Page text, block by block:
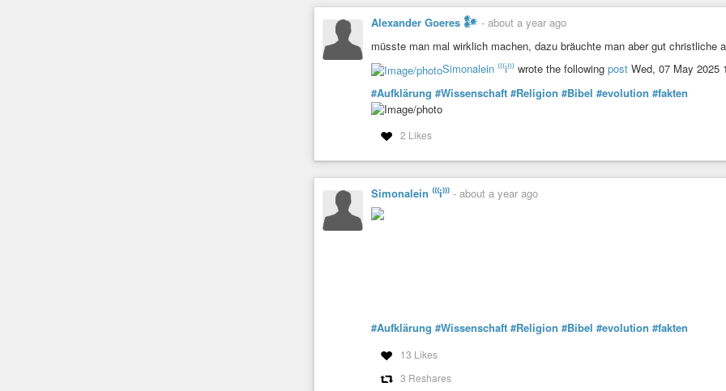
und gurren wie die Tauben; denn wir harren auf Recht, so ist’s nicht da,
Zuverlässigkeit gibt es nicht mehr. Wer sich vom Unrecht fernhält, dem
gesehen, und es missfällt ihm, dass es kein Recht mehr gibt.
#Erkenntnis #Umkehr #Nachdenken #Bibel #Verstehen #Handeln
Alexander Goeres 𒀯 - about a year ago
müsste man mal wirklich machen, dazu bräuchte man aber gut christliche
Simonalein ⁽⁽⁽i⁾⁾⁾ wrote the following post Wed, 07 May 2025
#Aufklärung #Wissenschaft #Religion #Bibel #evolution #fakten
2 Likes
Simonalein ⁽⁽⁽i⁾⁾⁾ - about a year ago
#Aufklärung #Wissenschaft #Religion #Bibel #evolution #fakten
13 Likes
3 Reshares